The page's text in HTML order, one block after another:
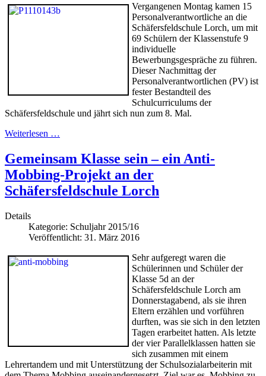
Vergangenen Montag kamen 15
Personalverantwortliche an die
Schäfersfeldschule Lorch, um mit
69 Schülern der Klassenstufe 9
individuelle
Bewerbungsgespräche zu führen.
Dieser Nachmittag der
Personalverantwortlichen (PV) ist
fester Bestandteil des
Schulcurriculums der
Schäfersfeldschule und jährt sich nun zum 8. Mal.
Weiterlesen …
Gemeinsam Klasse sein – ein Anti-
Mobbing-Projekt an der
Schäfersfeldschule Lorch
Details
Kategorie: Schuljahr 2015/16
Veröffentlicht: 31. März 2016
Sehr aufgeregt waren die
Schülerinnen und Schüler der
Klasse 5d an der
Schäfersfeldschule Lorch am
Donnerstagabend, als sie ihren
Eltern erzählen und vorführen
durften, was sie sich in den letzten
Tagen erarbeitet hatten. Als letzte
der vier Parallelklassen hatten sie
sich zusammen mit einem
Lehrertandem und mit Unterstützung der Schulsozialarbeiterin mit